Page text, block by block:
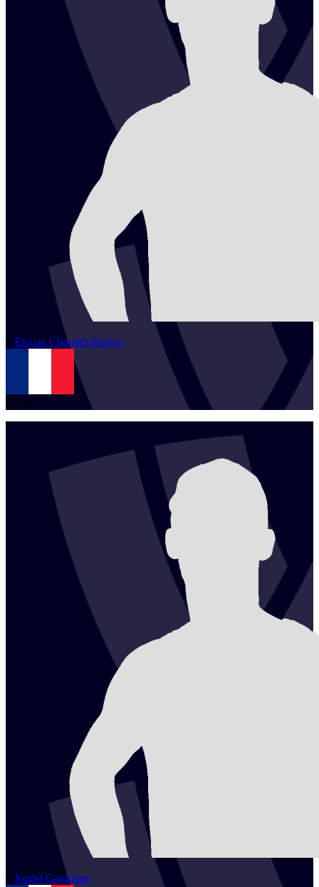
1 Elouan Chouikh-Barbez
FRA
2 Joadel Gardoque